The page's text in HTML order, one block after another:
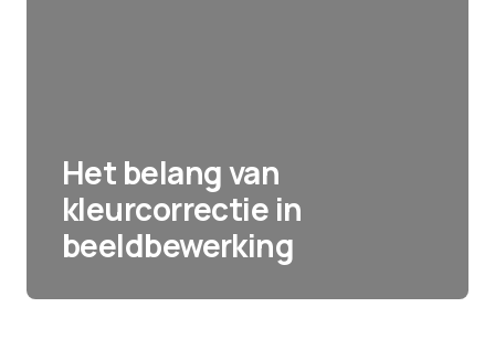
Het belang van
kleurcorrectie in
beeldbewerking